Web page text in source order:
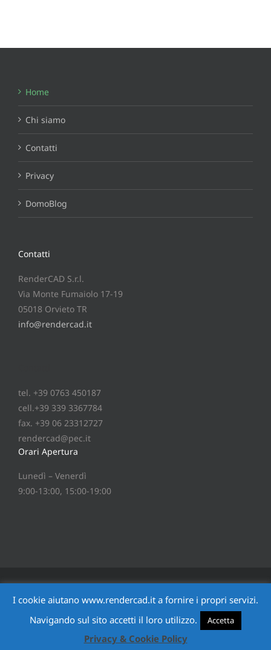
Home
Chi siamo
Contatti
Privacy
DomoBlog
Contatti
RenderCAD S.r.l.
Via Monte Fumaiolo 17-19
05018 Orvieto TR
info@rendercad.it
tel. +39 0763 450187
cell.+39 339 3367784
fax. +39 06 23312727
rendercad@pec.it
Orari Apertura
Lunedì – Venerdì
9:00-13:00, 15:00-19:00
®
via Monte Fumaiolo 17-19 05019 Orvieto TR - Italia - tel.
+39 0763 450187 - fax +39 06 23312727 - email:
domotica@rendercad.it
I cookie aiutano www.rendercad.it a fornire i propri servizi.
Navigando sul sito accetti il loro utilizzo.
Accetta
Privacy & Cookie Policy